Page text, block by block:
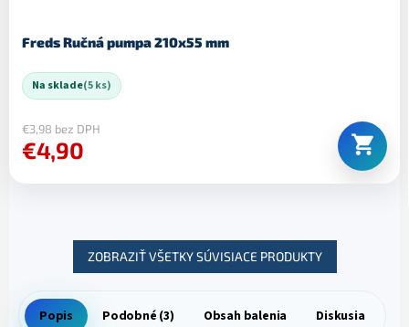
Freds Ručná pumpa 210x55 mm
Na sklade(5 ks)
€3,98 bez DPH
€4,90
ZOBRAZIŤ VŠETKY SÚVISIACE PRODUKTY
Popis Podobné (3) Obsah balenia Diskusia